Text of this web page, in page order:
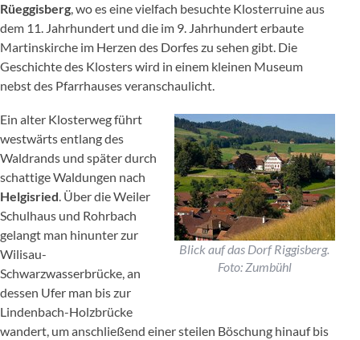
Rüeggisberg, wo es eine vielfach besuchte Klosterruine aus
dem 11. Jahrhundert und die im 9. Jahrhundert erbaute
Martinskirche im Herzen des Dorfes zu sehen gibt. Die
Geschichte des Klosters wird in einem kleinen Museum
nebst des Pfarrhauses veranschaulicht.
Blick auf das Dorf Riggisberg.
Foto: Zumbühl
Ein alter Klosterweg führt
westwärts entlang des
Waldrands und später durch
schattige Waldungen nach
Helgisried. Über die Weiler
Schulhaus und Rohrbach
gelangt man hinunter zur
Wilisau-
Schwarzwasserbrücke, an
dessen Ufer man bis zur
Lindenbach-Holzbrücke
wandert, um anschließend einer steilen Böschung hinauf bis